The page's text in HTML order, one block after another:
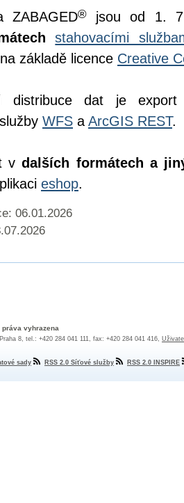
ZABAGED® jsou od 1.
stahovacími
základě licence Creative
distribuce dat je
WFS a ArcGIS REST.
vdalších formátech a
eshop.
06.01.2026
práva vyhrazena
8, tel.: +420 284 041 111, fax: +420 284 041 416,
sady RSS 2.0 Síťové služby RSS 2.0 INSPIRE